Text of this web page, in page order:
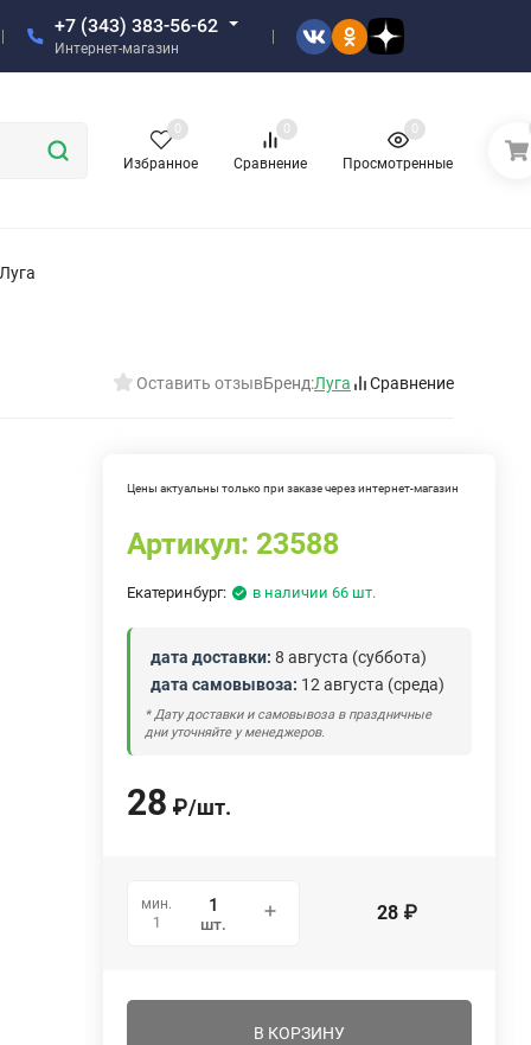
+7 (343) 383-56-62
Интернет-магазин
Избранное
0
Сравнение
0
Просмотренные
0
Оставить отзывБренд:Луга Сравнение
Цены актуальны только при заказе через интернет-магазин
Артикул: 23588
Екатеринбург: в наличии 66 шт.
дата доставки: 8 августа (суббота)
дата самовывоза: 12 августа (среда)
* Дату доставки и самовывоза в праздничные
дни уточняйте у менеджеров.
28 ₽/шт.
мин.
1
шт. 28 ₽
В КОРЗИНУ